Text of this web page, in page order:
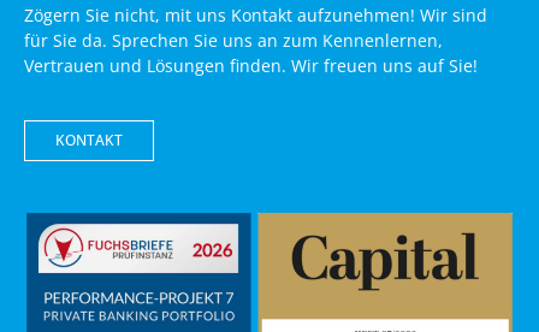
Zögern Sie nicht, mit uns Kontakt aufzunehmen! Wir sind
für Sie da. Sprechen Sie uns an zum Kennenlernen,
Vertrauen und Lösungen finden. Wir freuen uns auf Sie!
KONTAKT